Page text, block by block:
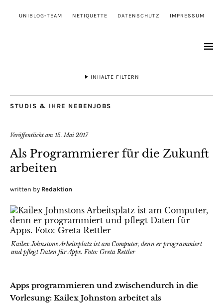
UNIBLOG-TEAM NETIQUETTE DATENSCHUTZ IMPRESSUM
INHALTE FILTERN
STUDIS & IHRE NEBENJOBS
Veröffentlicht am 15. Mai 2017
Als Programmierer für die Zukunft
arbeiten
written by Redaktion
Kailex Johnstons Arbeitsplatz ist am Computer, denn er programmiert
und pflegt Daten für Apps. Foto: Greta Rettler
Apps programmieren und zwischendurch in die
Vorlesung: Kailex Johnston arbeitet als